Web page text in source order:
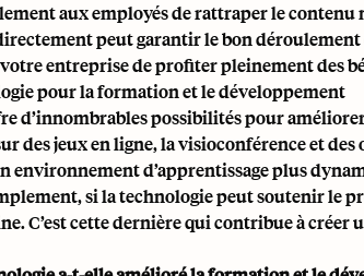
aux employés de rattraper le contenu
peut garantir le bon
entreprise de profiter pleinement des
pour la formation et le développement
d’innombrables possibilités pour
des jeux en ligne, la visioconférence et
environnement d’apprentissage plus
si la technologie peut soutenir le
C’est cette dernière qui contribue à